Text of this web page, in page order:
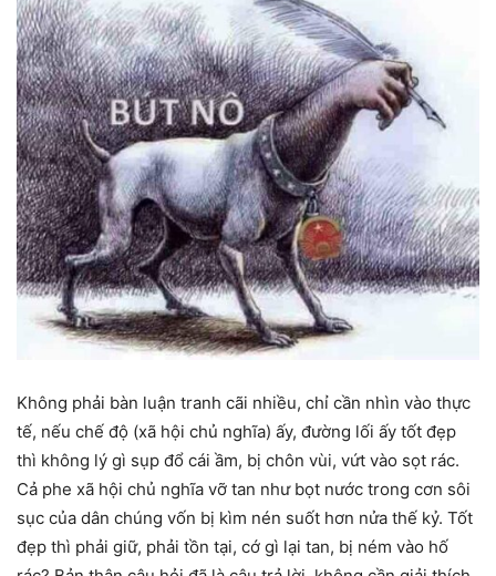
Không phải bàn luận tranh cãi nhiều, chỉ cần nhìn vào thực
tế, nếu chế độ (xã hội chủ nghĩa) ấy, đường lối ấy tốt đẹp
thì không lý gì sụp đổ cái ầm, bị chôn vùi, vứt vào sọt rác.
Cả phe xã hội chủ nghĩa vỡ tan như bọt nước trong cơn sôi
sục của dân chúng vốn bị kìm nén suốt hơn nửa thế kỷ. Tốt
đẹp thì phải giữ, phải tồn tại, cớ gì lại tan, bị ném vào hố